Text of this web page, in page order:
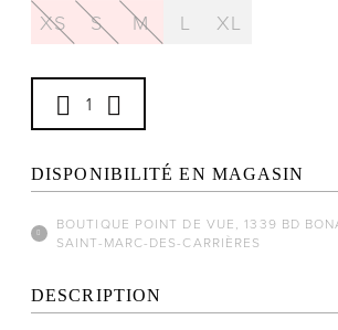
L'équipe
Politiques et conditions
XS S M L XL
DISPONIBILITÉ EN MAGASIN
BOUTIQUE POINT DE VUE, 1339 BD
SAINT-MARC-DES-CARRIÈRES
DESCRIPTION